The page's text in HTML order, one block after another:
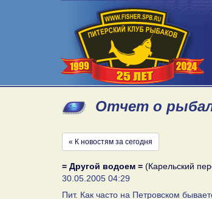
Отчет о
« К новостям за сегодня
= Другой водоем = (Карельский
30.05.2005 04:29
Пит. Как часто на Петровском